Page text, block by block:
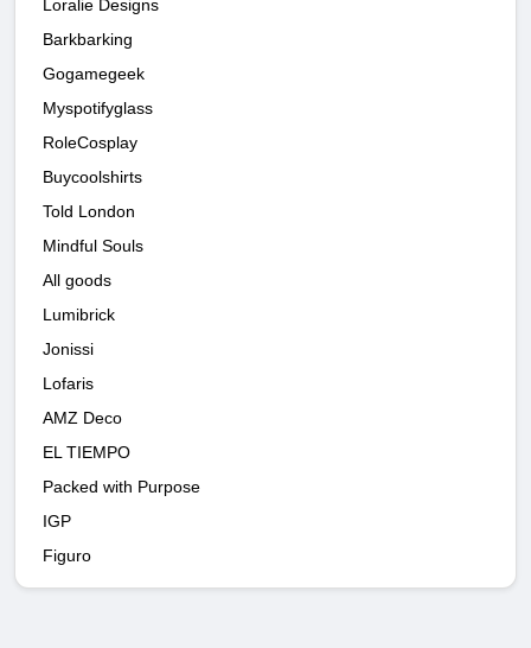
Loralie Designs
Barkbarking
Gogamegeek
Myspotifyglass
RoleCosplay
Buycoolshirts
Told London
Mindful Souls
All goods
Lumibrick
Jonissi
Lofaris
AMZ Deco
EL TIEMPO
Packed with Purpose
IGP
Figuro